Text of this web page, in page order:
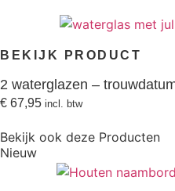
BEKIJK PRODUCT
2 waterglazen –
€ 67,95 incl. btw
Bekijk ook deze Producten
Nieuw